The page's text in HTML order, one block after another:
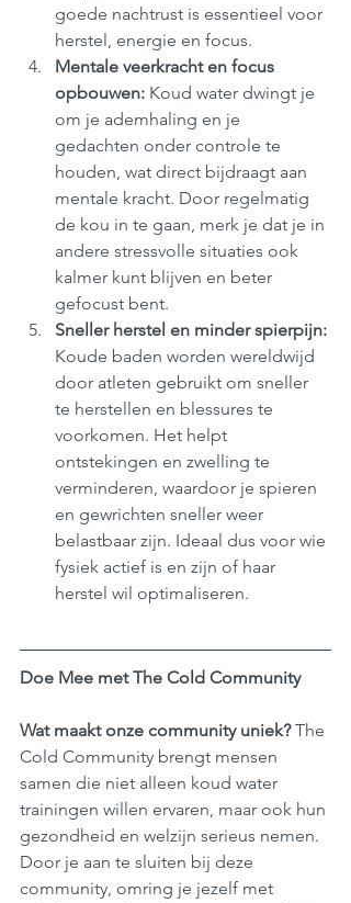
goede nachtrust is essentieel voor
herstel, energie en focus.
Mentale veerkracht en focus
opbouwen: Koud water dwingt je
om je ademhaling en je
gedachten onder controle te
houden, wat direct bijdraagt aan
mentale kracht. Door regelmatig
de kou in te gaan, merk je dat je in
andere stressvolle situaties ook
kalmer kunt blijven en beter
gefocust bent.
Sneller herstel en minder spierpijn:
Koude baden worden wereldwijd
door atleten gebruikt om sneller
te herstellen en blessures te
voorkomen. Het helpt
ontstekingen en zwelling te
verminderen, waardoor je spieren
en gewrichten sneller weer
belastbaar zijn. Ideaal dus voor wie
fysiek actief is en zijn of haar
herstel wil optimaliseren.
Doe Mee met The Cold Community
Wat maakt onze community uniek? The
Cold Community brengt mensen
samen die niet alleen koud water
trainingen willen ervaren, maar ook hun
gezondheid en welzijn serieus nemen.
Door je aan te sluiten bij deze
community, omring je jezelf met